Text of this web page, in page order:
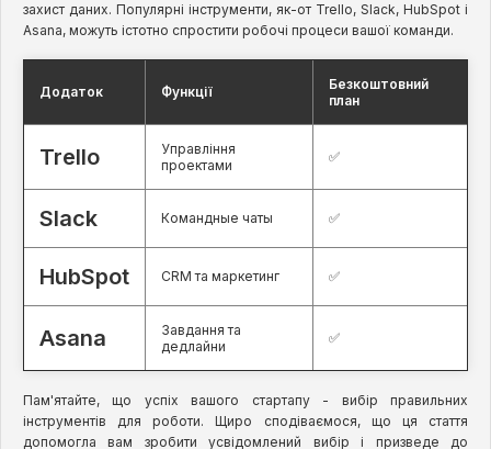
захист даних. Популярні інструменти, як-от Trello, Slack, HubSpot і
Asana, можуть істотно спростити робочі процеси вашої команди.
Додаток Функції
Безкоштовний
план
Trello
Управління
проектами
✅
Slack Командные чаты ✅
HubSpot CRM та маркетинг ✅
Asana
Завдання та
дедлайни
✅
Пам'ятайте, що успіх вашого стартапу - вибір правильних
інструментів для роботи. Щиро сподіваємося, що ця стаття
допомогла вам зробити усвідомлений вибір і призведе до